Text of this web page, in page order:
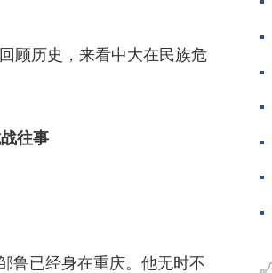
顾历史，来看中大在民族危
往事
鲁已经身在重庆。他无时不